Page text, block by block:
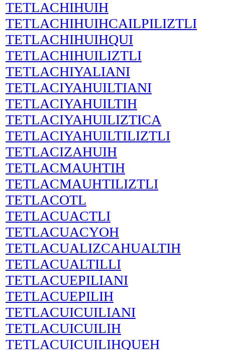
TETLACHIHUIH
TETLACHIHUIHCAILPILIZTLI
TETLACHIHUIHQUI
TETLACHIHUILIZTLI
TETLACHIYALIANI
TETLACIYAHUILTIANI
TETLACIYAHUILTIH
TETLACIYAHUILIZTICA
TETLACIYAHUILTILIZTLI
TETLACIZAHUIH
TETLACMAUHTIH
TETLACMAUHTILIZTLI
TETLACOTL
TETLACUACTLI
TETLACUACYOH
TETLACUALIZCAHUALTIH
TETLACUALTILLI
TETLACUEPILIANI
TETLACUEPILIH
TETLACUICUILIANI
TETLACUICUILIH
TETLACUICUILIHQUEH